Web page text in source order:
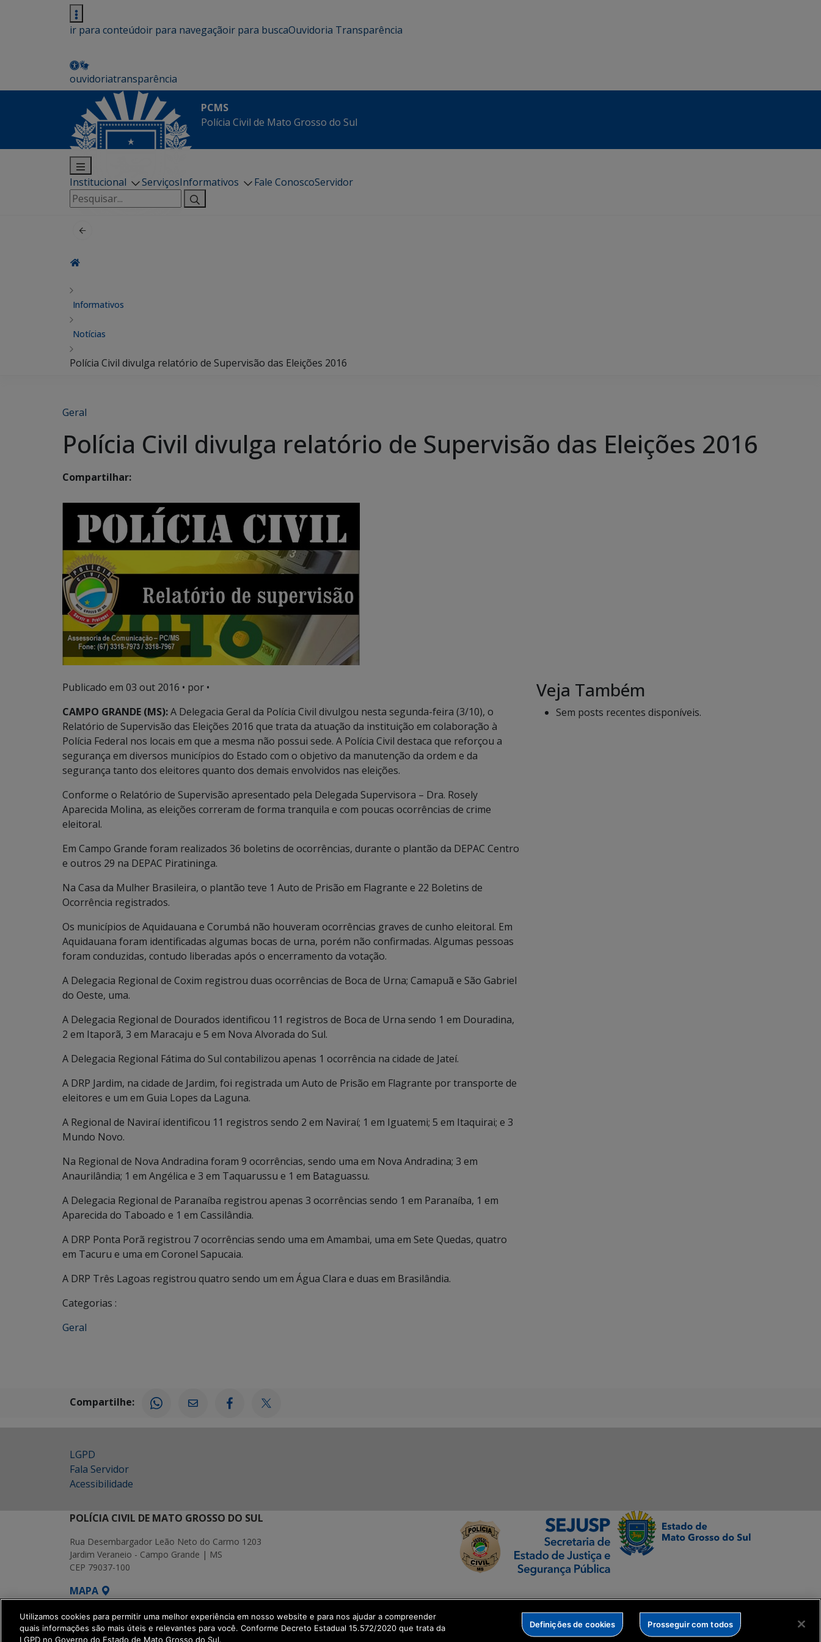
ir para conteúdoir para navegaçãoir para buscaOuvidoria Transparência
ouvidoriatransparência
PCMS
Polícia Civil de Mato Grosso do Sul
Institucional ServiçosInformativos Fale ConoscoServidor
Pesquisar
por:
Informativos
Notícias
Polícia Civil divulga relatório de Supervisão das Eleições 2016
Geral
Polícia Civil divulga relatório de Supervisão das Eleições 2016
Compartilhar:
Publicado em 03 out 2016 • por •
CAMPO GRANDE (MS):A Delegacia Geral da Polícia Civil divulgou nesta segunda-feira (3/10), o
Relatório de Supervisão das Eleições 2016 que trata da atuação da instituição em colaboração à
Polícia Federal nos locais em que a mesma não possui sede. A Polícia Civil destaca que reforçou a
segurança em diversos municípios do Estado com o objetivo da manutenção da ordem e da
segurança tanto dos eleitores quanto dos demais envolvidos nas eleições.
Conforme o Relatório de Supervisão apresentado pela Delegada Supervisora – Dra. Rosely
Aparecida Molina, as eleições correram de forma tranquila e com poucas ocorrências de crime
eleitoral.
Em Campo Grande foram realizados 36 boletins de ocorrências, durante o plantão da DEPAC Centro
e outros 29 na DEPAC Piratininga.
Na Casa da Mulher Brasileira, o plantão teve 1 Auto de Prisão em Flagrante e 22 Boletins de
Ocorrência registrados.
Os municípios de Aquidauana e Corumbá não houveram ocorrências graves de cunho eleitoral. Em
Aquidauana foram identificadas algumas bocas de urna, porém não confirmadas. Algumas pessoas
foram conduzidas, contudo liberadas após o encerramento da votação.
A Delegacia Regional de Coxim registrou duas ocorrências de Boca de Urna; Camapuã e São Gabriel
do Oeste, uma.
A Delegacia Regional de Dourados identificou 11 registros de Boca de Urna sendo 1 em Douradina,
2 em Itaporã, 3 em Maracaju e 5 em Nova Alvorada do Sul.
A Delegacia Regional Fátima do Sul contabilizou apenas 1 ocorrência na cidade de Jateí.
A DRP Jardim, na cidade de Jardim, foi registrada um Auto de Prisão em Flagrante por transporte de
eleitores e um em Guia Lopes da Laguna.
A Regional de Naviraí identificou 11 registros sendo 2 em Naviraí; 1 em Iguatemi; 5 em Itaquirai; e 3
Mundo Novo.
Na Regional de Nova Andradina foram 9 ocorrências, sendo uma em Nova Andradina; 3 em
Anaurilândia; 1 em Angélica e 3 em Taquarussu e 1 em Bataguassu.
A Delegacia Regional de Paranaíba registrou apenas 3 ocorrências sendo 1 em Paranaíba, 1 em
Aparecida do Taboado e 1 em Cassilândia.
A DRP Ponta Porã registrou 7 ocorrências sendo uma em Amambai, uma em Sete Quedas, quatro
em Tacuru e uma em Coronel Sapucaia.
A DRP Três Lagoas registrou quatro sendo um em Água Clara e duas em Brasilândia.
Categorias :
Geral
Veja Também
Sem posts recentes disponíveis.
Compartilhe:
LGPD
Fala Servidor
Acessibilidade
POLÍCIA CIVIL DE MATO GROSSO DO SUL
Rua Desembargador Leão Neto do Carmo 1203
Jardim Veraneio - Campo Grande | MS
CEP 79037-100
MAPA
SETDIG | Secretaria-Executiva de Transformação Digital
Utilizamos cookies para permitir uma melhor experiência em nosso website e para nos ajudar a compreender
quais informações são mais úteis e relevantes para você. Conforme Decreto Estadual 15.572/2020 que trata da
LGPD no Governo do Estado de Mato Grosso do Sul.
Definições de cookies Prosseguir com todos